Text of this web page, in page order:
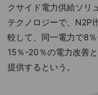
クサイド電力供給ソリ
テクノロジーで、
較して、同一電力で8
15％-20％の電力改善
提供するという。